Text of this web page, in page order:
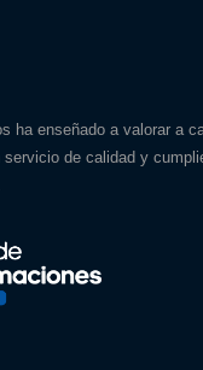
ha enseñado a valorar a
de calidad y